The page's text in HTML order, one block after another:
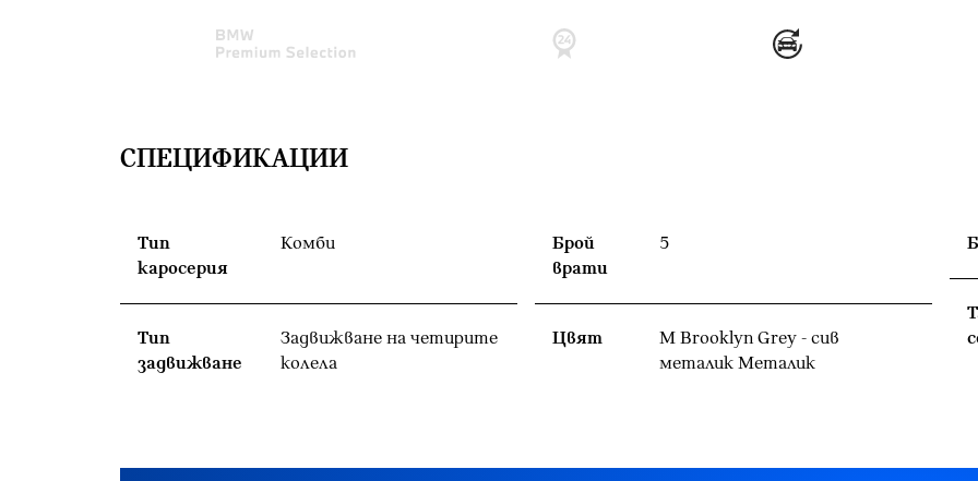
СПЕЦИФИКАЦИИ
Тип
каросерия
Комби
Тип
задвижване
Задвижване на четирите
колела
Брой
врати
5
Цвят
M Brooklyn Grey - сив
металик Meталик